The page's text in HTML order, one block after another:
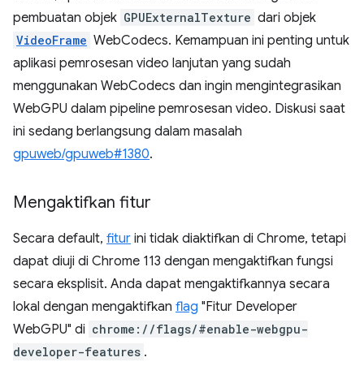
pembuatan objek GPUExternalTexture dari objek
VideoFrame WebCodecs. Kemampuan ini penting untuk
aplikasi pemrosesan video lanjutan yang sudah
menggunakan WebCodecs dan ingin mengintegrasikan
WebGPU dalam pipeline pemrosesan video. Diskusi saat
ini sedang berlangsung dalam masalah
gpuweb/gpuweb#1380.
Mengaktifkan fitur
Secara default, fitur ini tidak diaktifkan di Chrome, tetapi
dapat diuji di Chrome 113 dengan mengaktifkan fungsi
secara eksplisit. Anda dapat mengaktifkannya secara
lokal dengan mengaktifkan flag "Fitur Developer
WebGPU" di chrome://flags/#enable-webgpu-
developer-features .